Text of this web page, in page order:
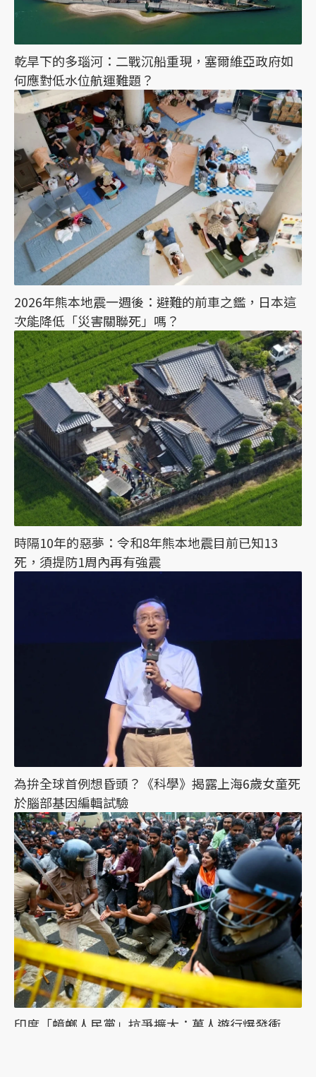
乾旱下的多瑙河：二戰沉船重現，塞爾維亞政府如
何應對低水位航運難題？
2026年熊本地震一週後：避難的前車之鑑，日本這
次能降低「災害關聯死」嗎？
時隔10年的惡夢：令和8年熊本地震目前已知13
死，須提防1周內再有強震
為拚全球首例想昏頭？《科學》揭露上海6歲女童死
於腦部基因編輯試驗
印度「蟑螂人民黨」抗爭擴大：萬人遊行爆發衝